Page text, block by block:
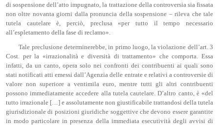
di sospensione dell’atto impugnato, la trattazione della controversia sia fissata
non oltre novanta giorni dalla pronuncia della sospensione – rileva che tale
tutela cautelare è, perciò, preclusa «per tutto il tempo necessario
all’espletamento della fase di reclamo».
Tale preclusione determinerebbe, in primo luogo, la violazione dell’art. 3
Cost. per la «irrazionalità e diversità di trattamento» che comporta. Essa
infatti, da un canto, opera solo nei confronti dei contribuenti ai quali sono
stati notificati atti emessi dall’Agenzia delle entrate e relativi a controversie di
valore non superiore a ventimila euro, mentre tutti gli altri contribuenti
possono immediatamente accedere alla tutela cautelare. D’altro canto, è «del
tutto irrazionale […] e assolutamente non giustificabile trattandosi della tutela
giurisdizionale di posizioni giuridiche soggettive che devono essere garantite
in modo particolare in presenza della immediata esecutività degli avvisi di